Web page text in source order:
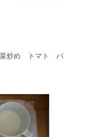
炒め トマト バ